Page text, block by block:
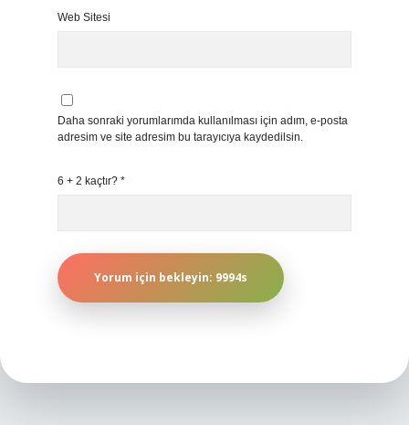
Web Sitesi
Daha sonraki yorumlarımda kullanılması için adım, e-posta
adresim ve site adresim bu tarayıcıya kaydedilsin.
6 + 2 kaçtır? *